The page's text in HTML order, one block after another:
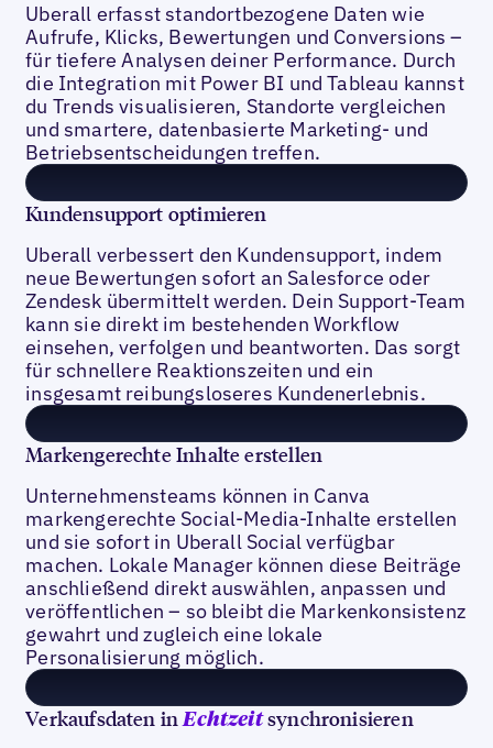
Uberall erfasst standortbezogene Daten wie
Aufrufe, Klicks, Bewertungen und Conversions –
für tiefere Analysen deiner Performance. Durch
die Integration mit Power BI und Tableau kannst
du Trends visualisieren, Standorte vergleichen
und smartere, datenbasierte Marketing- und
Betriebsentscheidungen treffen.
Kundensupport optimieren
Uberall verbessert den Kundensupport, indem
neue Bewertungen sofort an Salesforce oder
Zendesk übermittelt werden. Dein Support-Team
kann sie direkt im bestehenden Workflow
einsehen, verfolgen und beantworten. Das sorgt
für schnellere Reaktionszeiten und ein
insgesamt reibungsloseres Kundenerlebnis.
Markengerechte Inhalte erstellen
Unternehmensteams können in Canva
markengerechte Social-Media-Inhalte erstellen
und sie sofort in Uberall Social verfügbar
machen. Lokale Manager können diese Beiträge
anschließend direkt auswählen, anpassen und
veröffentlichen – so bleibt die Markenkonsistenz
gewahrt und zugleich eine lokale
Personalisierung möglich.
Verkaufsdaten in Echtzeitsynchronisieren